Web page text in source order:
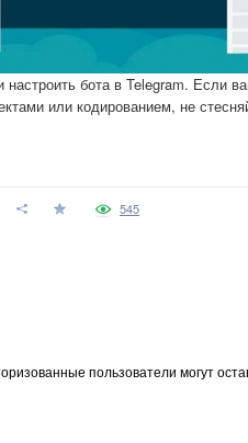
настроить бота в Telegram. Если
или кодированием, не
545
пользователи могут